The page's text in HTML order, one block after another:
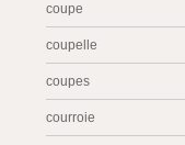
coupe
coupelle
coupes
courroie